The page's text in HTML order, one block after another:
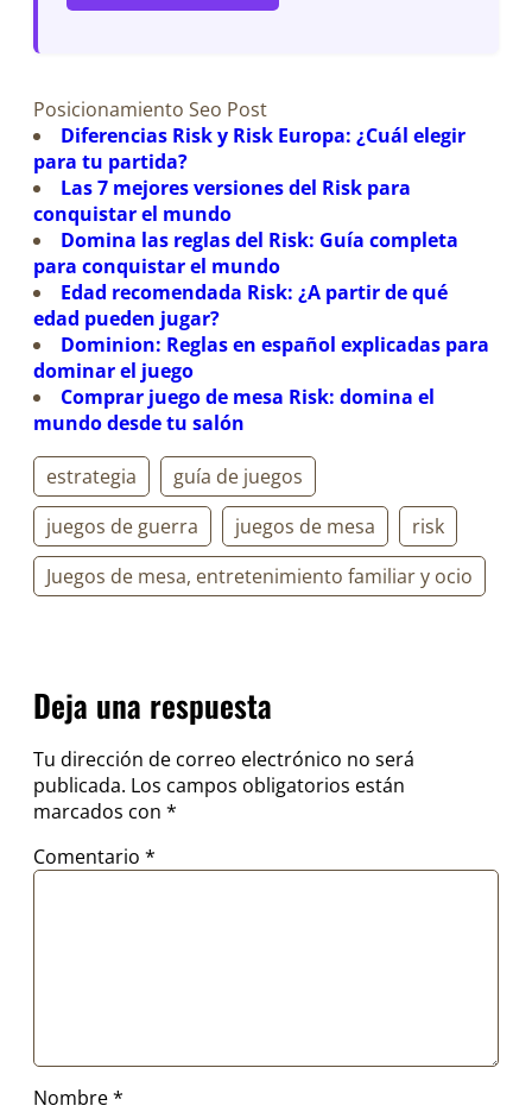
Posicionamiento Seo Post
Diferencias Risk y Risk Europa: ¿Cuál elegir
para tu partida?
Las 7 mejores versiones del Risk para
conquistar el mundo
Domina las reglas del Risk: Guía completa
para conquistar el mundo
Edad recomendada Risk: ¿A partir de qué
edad pueden jugar?
Dominion: Reglas en español explicadas para
dominar el juego
Comprar juego de mesa Risk: domina el
mundo desde tu salón
estrategia
guía de juegos
juegos de guerra
juegos de mesa
risk
Juegos de mesa, entretenimiento familiar y ocio
Deja una respuesta
Tu dirección de correo electrónico no será
publicada. Los campos obligatorios están
marcados con *
Comentario *
Nombre*